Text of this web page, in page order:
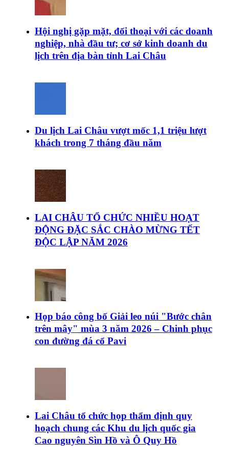
Hội nghị gặp mặt, đối thoại với các doanh
nghiệp, nhà đầu tư; cơ sở kinh doanh du
lịch trên địa bàn tỉnh Lai Châu
Du lịch Lai Châu vượt mốc 1,1 triệu lượt
khách trong 7 tháng đầu năm
LAI CHÂU TỔ CHỨC NHIỀU HOẠT
ĐỘNG ĐẶC SẮC CHÀO MỪNG TẾT
ĐỘC LẬP NĂM 2026
Họp báo công bố Giải leo núi "Bước chân
trên mây" mùa 3 năm 2026 – Chinh phục
con đường đá cổ Pavi
Lai Châu tổ chức họp thẩm định quy
hoạch chung các Khu du lịch quốc gia
Cao nguyên Sìn Hồ và Ô Quy Hồ